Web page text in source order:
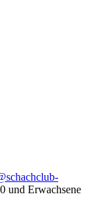
und Erwachsene